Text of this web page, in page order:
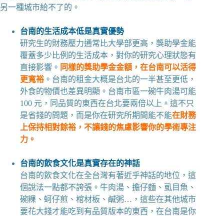
另一種城市給不了的。
台南的生活成本低是真實優勢
研究生的財務壓力通常比大學部更高，獎助學金能
覆蓋多少比例的生活成本，對你的研究心理狀態有
直接影響。 同樣的獎助學金金額，在台南可以活得
更寬裕 。台南的租金大概是台北的一半甚至更低，
外食的物價也差異明顯。台南市區一碗牛肉湯可能
100 元，同品質的東西在台北要兩倍以上。這不只
是省錢的問題，而是你在研究所期間能不能在財務
上保持相對餘裕，不讓錢的焦慮影響你的學術專注
力。
台南的飲食文化是真實存在的神話
台南的飲食文化在全台灣有著近乎神話的地位，這
個說法一點都不誇張。牛肉湯、擔仔麵、虱目魚、
碗粿、蚵仔煎、棺材板、鹹粥…，這些在其他城市
要花大錢才能吃到有品質版本的東西，在台南是你